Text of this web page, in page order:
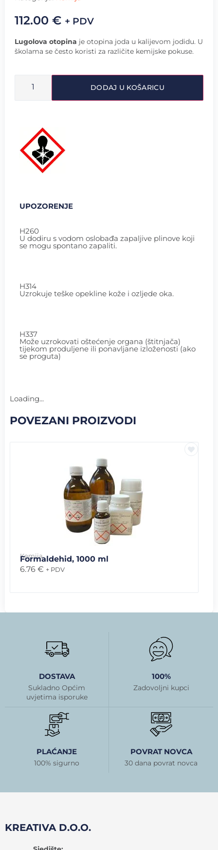
112.00 € + PDV
Lugolova otopina je otopina joda u kalijevom jodidu. U
školama se često koristi za različite kemijske pokuse.
DODAJ U KOŠARICU
UPOZORENJE
H260
U dodiru s vodom oslobađa zapaljive plinove koji
se mogu spontano zapaliti.
H314
Uzrokuje teške opekline kože i ozljede oka.
H337
Može uzrokovati oštećenje organa (štitnjača)
tijekom produljene ili ponavljane izloženosti (ako
se proguta)
Loading...
POVEZANI PROIZVODI
Kemija
Formaldehid, 1000 ml
6.76 € + PDV
DOSTAVA
Sukladno Općim
uvjetima isporuke
100%
Zadovoljni kupci
PLAĆANJE
100% sigurno
POVRAT NOVCA
30 dana povrat novca
KREATIVA D.O.O.